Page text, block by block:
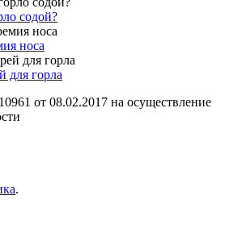
содой?
носа
для горла
от 08.02.2017 на осуществление
.